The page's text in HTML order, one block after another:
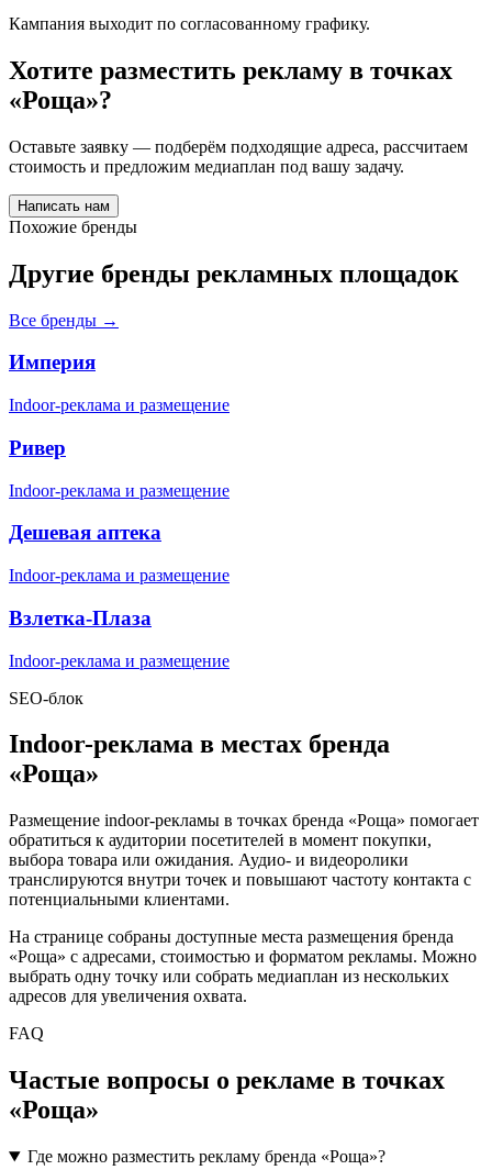
Кампания выходит по согласованному графику.
Хотите разместить рекламу в точках
«Роща»?
Оставьте заявку — подберём подходящие адреса, рассчитаем
стоимость и предложим медиаплан под вашу задачу.
Написать нам
Похожие бренды
Другие бренды рекламных площадок
Все бренды →
Империя
Indoor-реклама и размещение
Ривер
Indoor-реклама и размещение
Дешевая аптека
Indoor-реклама и размещение
Взлетка-Плаза
Indoor-реклама и размещение
SEO-блок
Indoor-реклама в местах бренда
«Роща»
Размещение indoor-рекламы в точках бренда «Роща» помогает
обратиться к аудитории посетителей в момент покупки,
выбора товара или ожидания. Аудио- и видеоролики
транслируются внутри точек и повышают частоту контакта с
потенциальными клиентами.
На странице собраны доступные места размещения бренда
«Роща» с адресами, стоимостью и форматом рекламы. Можно
выбрать одну точку или собрать медиаплан из нескольких
адресов для увеличения охвата.
FAQ
Частые вопросы о рекламе в точках
«Роща»
Где можно разместить рекламу бренда «Роща»?